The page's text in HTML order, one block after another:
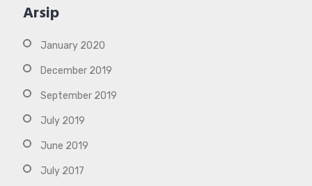
Arsip
January 2020
December 2019
September 2019
July 2019
June 2019
July 2017